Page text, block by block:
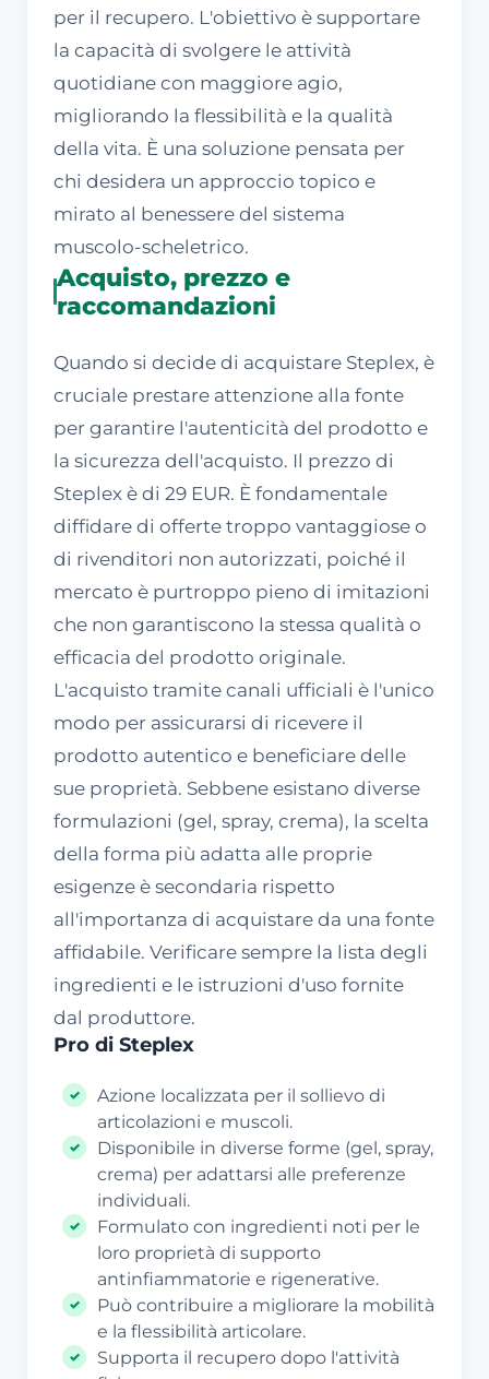
per il recupero. L'obiettivo è supportare
la capacità di svolgere le attività
quotidiane con maggiore agio,
migliorando la flessibilità e la qualità
della vita. È una soluzione pensata per
chi desidera un approccio topico e
mirato al benessere del sistema
muscolo-scheletrico.
Acquisto, prezzo e
raccomandazioni
Quando si decide di acquistare Steplex, è
cruciale prestare attenzione alla fonte
per garantire l'autenticità del prodotto e
la sicurezza dell'acquisto. Il prezzo di
Steplex è di 29 EUR. È fondamentale
diffidare di offerte troppo vantaggiose o
di rivenditori non autorizzati, poiché il
mercato è purtroppo pieno di imitazioni
che non garantiscono la stessa qualità o
efficacia del prodotto originale.
L'acquisto tramite canali ufficiali è l'unico
modo per assicurarsi di ricevere il
prodotto autentico e beneficiare delle
sue proprietà. Sebbene esistano diverse
formulazioni (gel, spray, crema), la scelta
della forma più adatta alle proprie
esigenze è secondaria rispetto
all'importanza di acquistare da una fonte
affidabile. Verificare sempre la lista degli
ingredienti e le istruzioni d'uso fornite
dal produttore.
Pro di Steplex
Azione localizzata per il sollievo di
articolazioni e muscoli.
Disponibile in diverse forme (gel, spray,
crema) per adattarsi alle preferenze
individuali.
Formulato con ingredienti noti per le
loro proprietà di supporto
antinfiammatorie e rigenerative.
Può contribuire a migliorare la mobilità
e la flessibilità articolare.
Supporta il recupero dopo l'attività